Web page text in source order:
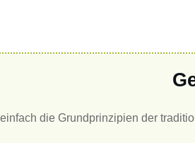
die Grundprinzipien der